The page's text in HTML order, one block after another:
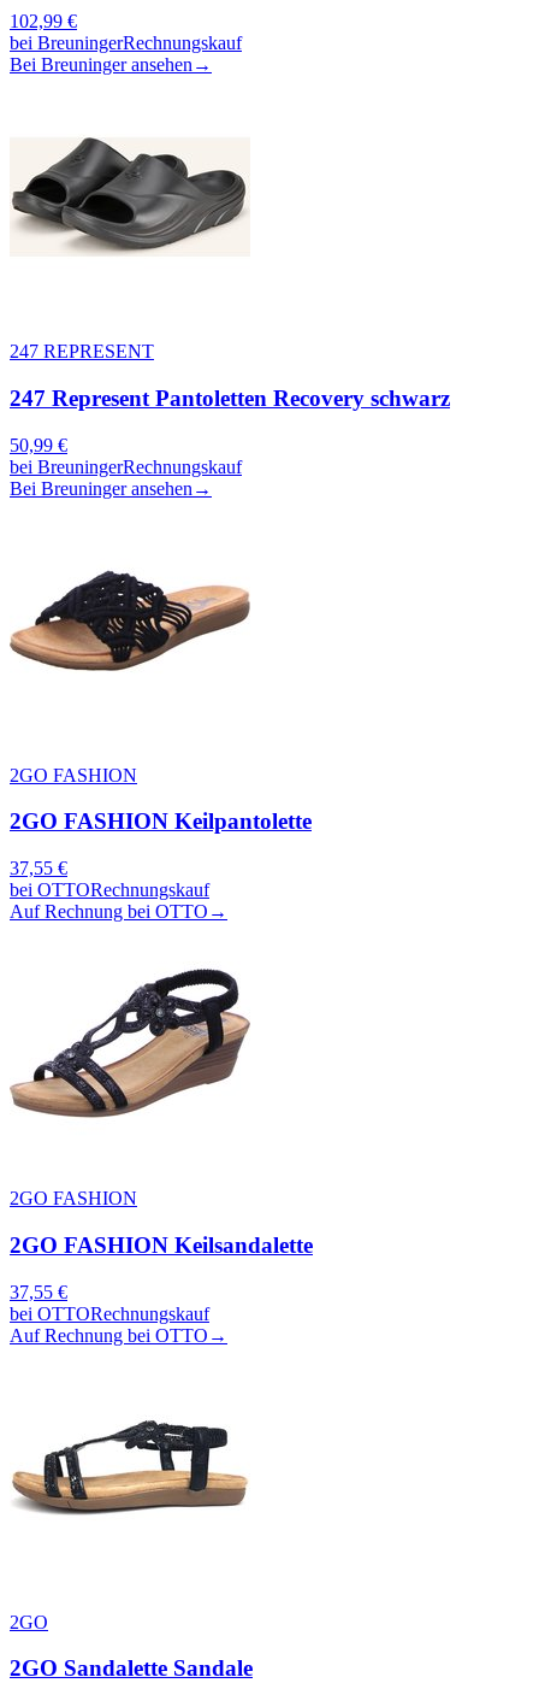
102,99 €
bei BreuningerRechnungskauf
Bei Breuninger ansehen →
247 REPRESENT
247 Represent Pantoletten Recovery schwarz
50,99 €
bei BreuningerRechnungskauf
Bei Breuninger ansehen →
2GO FASHION
2GO FASHION Keilpantolette
37,55 €
bei OTTORechnungskauf
Auf Rechnung bei OTTO →
2GO FASHION
2GO FASHION Keilsandalette
37,55 €
bei OTTORechnungskauf
Auf Rechnung bei OTTO →
2GO
2GO Sandalette Sandale